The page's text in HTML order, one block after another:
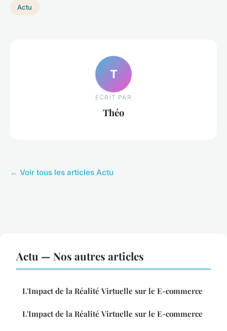
Actu
T
ECRIT PAR
Théo
← Voir tous les articles Actu
Actu — Nos autres articles
L'Impact de la Réalité Virtuelle sur le E-commerce
L'Impact de la Réalité Virtuelle sur le E-commerce